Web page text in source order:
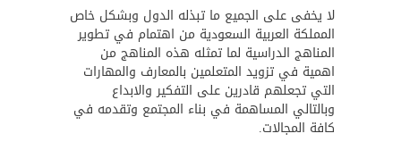
لا يخفى على الجميع ما تبذله الدول وبشكل خاص
المملكة العربية السعودية من اهتمام في تطوير
المناهج الدراسية لما تمثله هذه المناهج من
اهمية في تزويد المتعلمين بالمعارف والمهارات
التي تجعلهم قادرين على التفكير والابداع
وبالتالي المساهمة في بناء المجتمع وتقدمه في
كافة المجالات.